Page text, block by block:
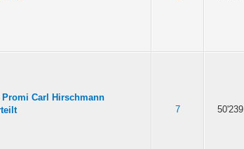
Promi Carl Hirschmann
7 50'239